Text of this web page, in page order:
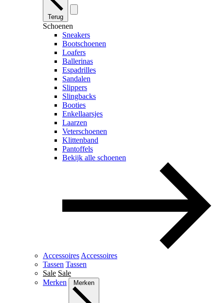
Terug
Schoenen
Sneakers
Bootschoenen
Loafers
Ballerinas
Espadrilles
Sandalen
Slippers
Slingbacks
Booties
Enkellaarsjes
Laarzen
Veterschoenen
Klittenband
Pantoffels
Bekijk alle schoenen
Accessoires Accessoires
Tassen Tassen
Sale Sale
Merken
Merken